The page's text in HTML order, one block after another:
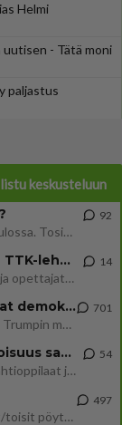
Helmi
- Tätä moni
paljastus
keskusteluun
Uusi draamasarja järkyttävästä tapauksesta on tulossa. Tositapahtumiin perustuva sarja ammentaa vuoden 1986 Mikkelin pan
92
Ernest Lawson täräytti erikoisen heiton TTK-lehdistötilaisuudessa: " Onko tässä tarkoituksena...?"
Ernest Lawson esitteli uudet TTK-tähtioppilaat ja opettajat torstaina 6.8. lehdistölle. Tulevalla kaudella on yksi hausk
14
Jos SDP ei voita reilusti, persut kumoavat demokratian Suomesta
Näin tekisi ainakin Rydman seuratessaan idolinsa Trumpin mallia https://www.is.fi/politiikka/art-2000012187244.html
701
Uuden TTK-juontajan ympärillä epätietoisuus sakenee - Nyt MTV hämmentää soppaa
TTK tulee taas tänä syksynä. Ohjelman uudet tähtioppilaat julkistetaan torstaina 6. elokuuta klo 14 alkavassa lehdistö
54
Siinäpä se kysymys on otsikossa. Mitäpä siis tuot/toisit pöytään parisuhteessa? Oletko mies vai nainen? Koetko sen mitä
497